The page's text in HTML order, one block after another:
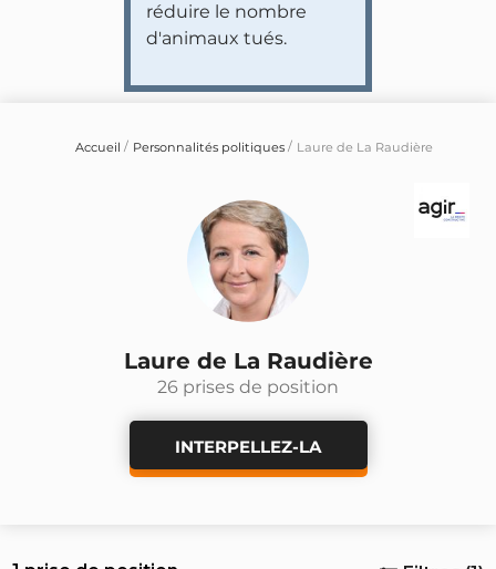
réduire le nombre
d'animaux tués.
Accueil Personnalités politiques Laure de La Raudière
Laure de La Raudière
26 prises de position
INTERPELLEZ-LA